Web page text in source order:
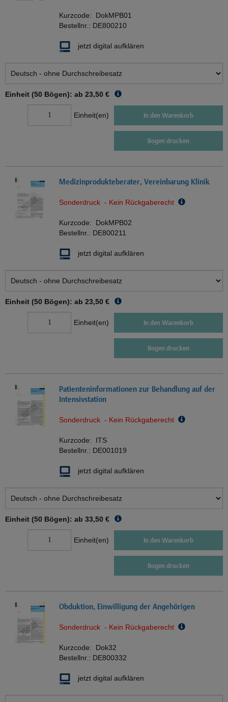
Kurzcode: DokMPB01
Bestellnr.: DE800210
jetzt digital aufklären
Einheit (50 Bögen): ab 23,50 €
Einheit(en) In den Warenkorb
Bogen drucken
Medizinprodukteberater, Vereinbarung Klinik
Sonderdruck - Kein Rückgaberecht
Kurzcode: DokMPB02
Bestellnr.: DE800211
jetzt digital aufklären
Einheit (50 Bögen): ab 23,50 €
Einheit(en) In den Warenkorb
Bogen drucken
Patienteninformationen zur Behandlung auf der
Intensivstation
Sonderdruck - Kein Rückgaberecht
Kurzcode: ITS
Bestellnr.: DE001019
jetzt digital aufklären
Einheit (50 Bögen): ab 33,50 €
Einheit(en) In den Warenkorb
Bogen drucken
Obduktion, Einwilligung der Angehörigen
Sonderdruck - Kein Rückgaberecht
Kurzcode: Dok32
Bestellnr.: DE800332
jetzt digital aufklären